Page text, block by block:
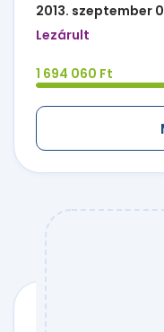
2013. szeptember
Lezárult
1 694 060 Ft